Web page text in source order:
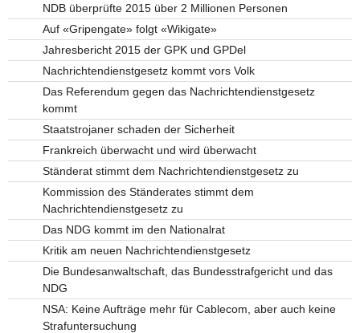
NDB überprüfte 2015 über 2 Millionen Personen
Auf «Gripengate» folgt «Wikigate»
Jahresbericht 2015 der GPK und GPDel
Nachrichtendienstgesetz kommt vors Volk
Das Referendum gegen das Nachrichtendienstgesetz
kommt
Staatstrojaner schaden der Sicherheit
Frankreich überwacht und wird überwacht
Ständerat stimmt dem Nachrichtendienstgesetz zu
Kommission des Ständerates stimmt dem
Nachrichtendienstgesetz zu
Das NDG kommt im den Nationalrat
Kritik am neuen Nachrichtendienstgesetz
Die Bundesanwaltschaft, das Bundesstrafgericht und das
NDG
NSA: Keine Aufträge mehr für Cablecom, aber auch keine
Strafuntersuchung